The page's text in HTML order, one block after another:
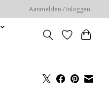
Aanmelden / Inloggen